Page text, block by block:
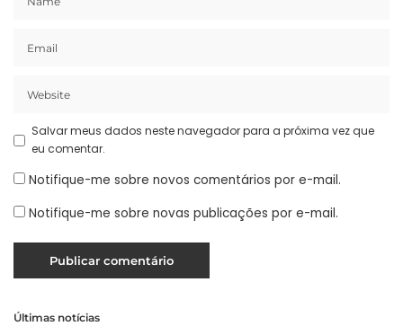
Salvar meus dados neste navegador para a próxima vez que
eu comentar.
Notifique-me sobre novos comentários por e-mail.
Notifique-me sobre novas publicações por e-mail.
Últimas notícias